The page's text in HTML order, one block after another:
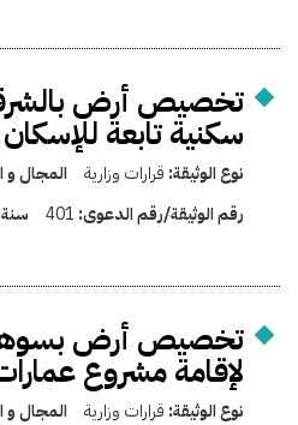
تخصيص أرض
سكنية تابعة
نوع الوثيقة: قرارات وزارية المجال و
رقم الوثيقة/رقم الدعوى: 401 سنة
تخصيص أرض
لإقامة مشروع
نوع الوثيقة: قرارات وزارية المجال و